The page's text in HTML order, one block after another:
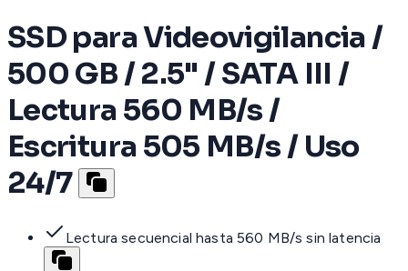
SSD para Videovigilancia /
500 GB / 2.5" / SATA III /
Lectura 560 MB/s /
Escritura 505 MB/s / Uso
24/7
Lectura secuencial hasta 560 MB/s sin latencia